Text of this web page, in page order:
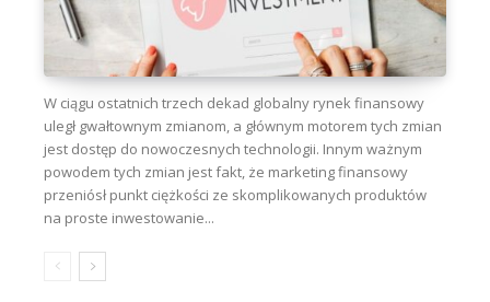
W ciągu ostatnich trzech dekad globalny rynek finansowy
uległ gwałtownym zmianom, a głównym motorem tych zmian
jest dostęp do nowoczesnych technologii. Innym ważnym
powodem tych zmian jest fakt, że marketing finansowy
przeniósł punkt ciężkości ze skomplikowanych produktów
na proste inwestowanie...